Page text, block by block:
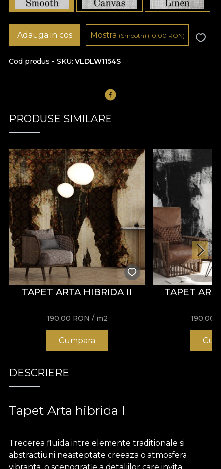
Cod produs - SKU VLDLW1154S
Adauga in cos Mostra (Smooth) (10,00 RON)
PRODUSE SIMILARE
TAPET ARTA HIBRIDA II
190,00 RON / m2
Cumpara
TAPET
190,00
DESCRIERE
Tapet Arta hibrida I
Trecerea fluida intre elemente traditionale si
abstractiuni neasteptate creeaza o atmosfera
vibranta, o scenografie a detaliilor care invita